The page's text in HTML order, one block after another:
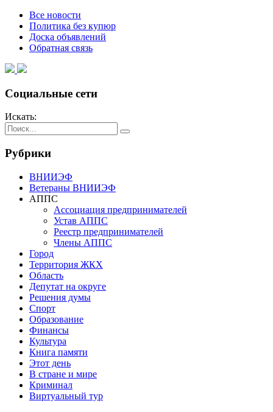
Все новости
Политика без купюр
Доска объявлений
Обратная связь
Социальные сети
Искать:
Рубрики
ВНИИЭФ
Ветераны ВНИИЭФ
АППС
Ассоциация предпринимателей
Устав АППС
Реестр предпринимателей
Члены АППС
Город
Территория ЖКХ
Область
Депутат на округе
Решения думы
Спорт
Образование
Финансы
Культура
Книга памяти
Этот день
В стране и мире
Криминал
Виртуальный тур